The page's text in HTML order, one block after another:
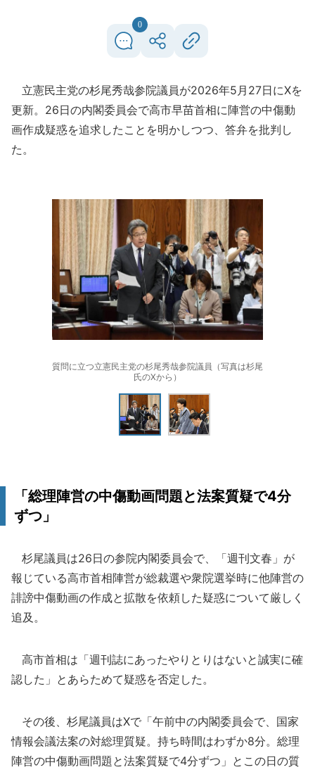
0
立憲民主党の杉尾秀哉参院議員が2026年5月27日にXを
更新。26日の内閣委員会で高市早苗首相に陣営の中傷動
画作成疑惑を追求したことを明かしつつ、答弁を批判し
た。
質問に立つ立憲民主党の杉尾秀哉参院議員（写真は杉尾
氏のXから）
「総理陣営の中傷動画問題と法案質疑で4分
ずつ」
杉尾議員は26日の参院内閣委員会で、「週刊文春」が
報じている高市首相陣営が総裁選や衆院選挙時に他陣営の
誹謗中傷動画の作成と拡散を依頼した疑惑について厳しく
追及。
高市首相は「週刊誌にあったやりとりはないと誠実に確
認した」とあらためて疑惑を否定した。
その後、杉尾議員はXで「午前中の内閣委員会で、国家
情報会議法案の対総理質疑。持ち時間はわずか8分。総理
陣営の中傷動画問題と法案質疑で4分ずつ」とこの日の質